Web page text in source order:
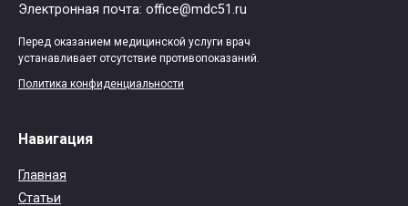
Электронная почта: office@mdc51.ru
Перед оказанием медицинской услуги врач
устанавливает отсутствие противопоказаний.
Политика конфиденциальности
Навигация
Главная
Статьи